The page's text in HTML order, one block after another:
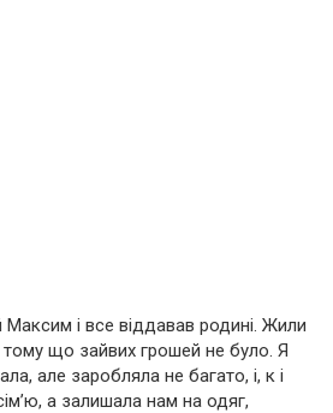
і все віддавав родині. Жили
що зайвих грошей не було. Я
але заробляла не багато, і, к і
а залишала нам на одяг,